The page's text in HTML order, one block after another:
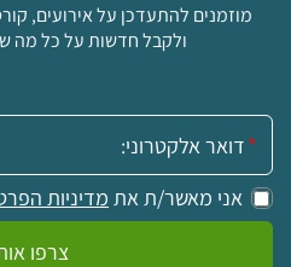
מוזמנים להתעדכן על אירועים,
ולקבל חדשות על כל מה
אימייל:
אני מאשר/ת את מדיניות
צרפו